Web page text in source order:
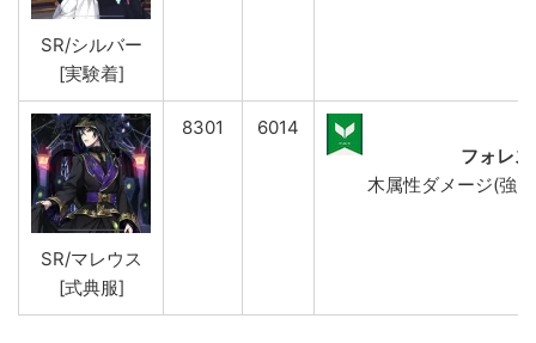
SR/シルバー
[実験着]
SR/マレウス
[式典服]
8301
6014
フォレ
木属性ダメージ(強